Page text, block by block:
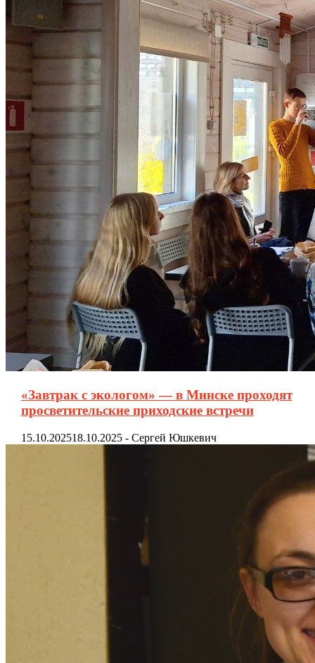
«Завтрак с экологом» — в Минске проходят
просветительские приходские встречи
15.10.202518.10.2025- Сергей Юшкевич